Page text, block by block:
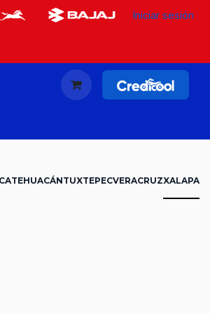
Iniciar sesión
TEHUACÁNTUXTEPECVERACRUZXALAPA